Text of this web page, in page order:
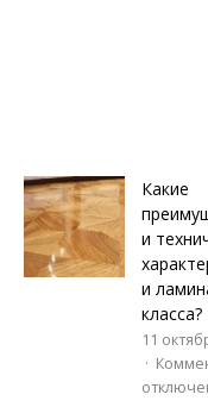
Какие
и
и
класса?
11